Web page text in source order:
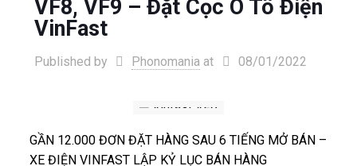
VF8, VF9 – Đặt Cọc Ô Tô Điện
VinFast
Published by Phonomania at 08/01/2022
GẦN 12.000 ĐƠN ĐẶT HÀNG SAU 6 TIẾNG MỞ BÁN –
XE ĐIỆN VINFAST LẬP KỶ LỤC BÁN HÀNG